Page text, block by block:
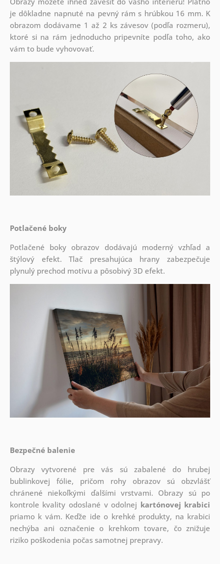
je dôkladne napnuté na pevný rám s hrúbkou 16 mm. K
obrazom dodávame 1 až 2 ks závesov (podľa rozmeru),
ktoré si na rám jednoducho pripevníte podľa toho, ako
vám to bude vyhovovať.
Potlačené boky
Potlačené boky obrazov dodávajú moderný vzhľad a
štýlový efekt. Tlač presahujúca hrany zabezpečuje
plynulý prechod motívu a pôsobivý 3D efekt.
Bezpečné balenie
Obrazy vytvorené pre vás sú zabalené do hrubej
bublinkovej fólie, pričom rohy obrazov sú obzvlášť
chránené niekoľkými ďalšími vrstvami. Obrazy sú po
kontrole kvality odoslané v odolnej kartónovej krabici
priamo k vám. Keďže ide o krehké produkty, na krabici
nechýba ani označenie o krehkom tovare, čo znižuje
riziko poškodenia počas samotnej prepravy.